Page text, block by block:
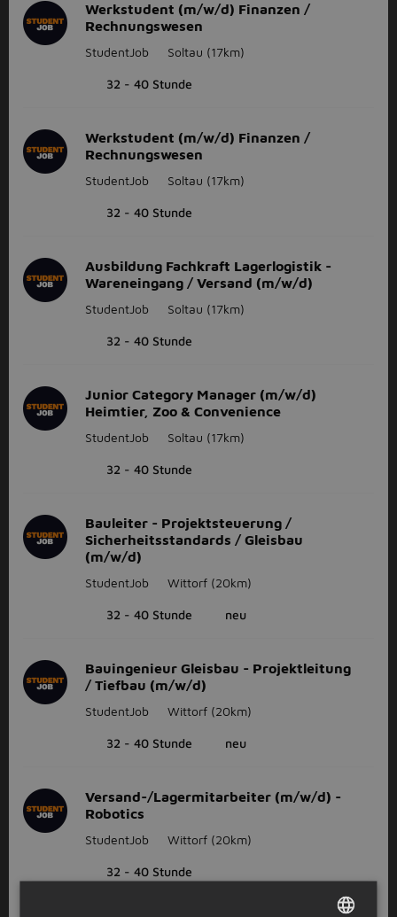
Werkstudent (m/w/d) Finanzen /
Rechnungswesen
StudentJob Soltau (17km)
32 - 40 Stunde
Werkstudent (m/w/d) Finanzen /
Rechnungswesen
StudentJob Soltau (17km)
32 - 40 Stunde
Ausbildung Fachkraft Lagerlogistik -
Wareneingang / Versand (m/w/d)
StudentJob Soltau (17km)
32 - 40 Stunde
Junior Category Manager (m/w/d)
Heimtier, Zoo & Convenience
StudentJob Soltau (17km)
32 - 40 Stunde
Bauleiter - Projektsteuerung /
Sicherheitsstandards / Gleisbau
(m/w/d)
StudentJob Wittorf (20km)
32 - 40 Stunde neu
Bauingenieur Gleisbau - Projektleitung
/ Tiefbau (m/w/d)
StudentJob Wittorf (20km)
32 - 40 Stunde neu
Versand-/Lagermitarbeiter (m/w/d) -
Robotics
StudentJob Wittorf (20km)
32 - 40 Stunde